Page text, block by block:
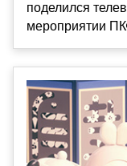
поделился
мероприятии